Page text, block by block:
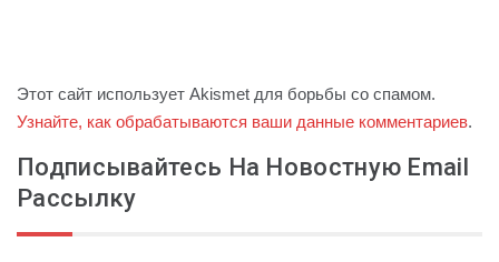
Этот сайт использует Akismet для борьбы со спамом.
Узнайте, как обрабатываются ваши данные комментариев.
Подписывайтесь На Новостную Email
Рассылку